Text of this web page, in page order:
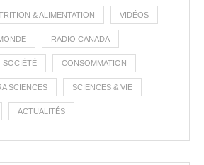
& ALIMENTATION VIDÉOS
RADIO CANADA
SOCIÉTÉ CONSOMMATION
SCIENCES SCIENCES & VIE
ACTUALITÉS